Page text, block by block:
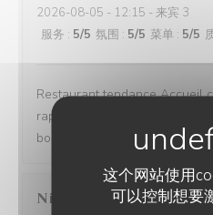
这个网站使用
可以控制想要
2026-08-05 - 12:15 - 来宾 3
服务 : 5/5 氛围 : 5/5 菜单 : 5/5
Restaurant tendance Accueil
rapide Bon rapport qualité/prix
bons produits
Nicolas